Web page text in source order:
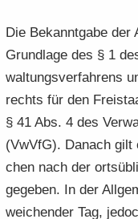
Die Be­kannt­ga­be der
Grund­la­ge des § 1
wal­tungs­ver­fah­rens
rechts für den
§ 41 Abs. 4 des
(VwVfG). Da­nach
chen nach der
ge­ge­ben. In der
wei­chen­der Tag,